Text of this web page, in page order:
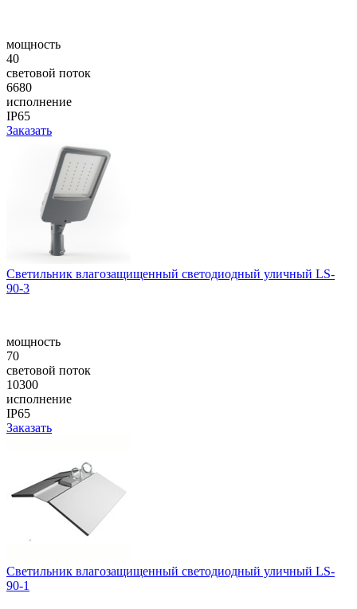
мощность
40
световой поток
6680
исполнение
IP65
Заказать
Cветильник влагозащищенный светодиодный уличный LS-
90-3
мощность
70
световой поток
10300
исполнение
IP65
Заказать
Cветильник влагозащищенный светодиодный уличный LS-
90-1